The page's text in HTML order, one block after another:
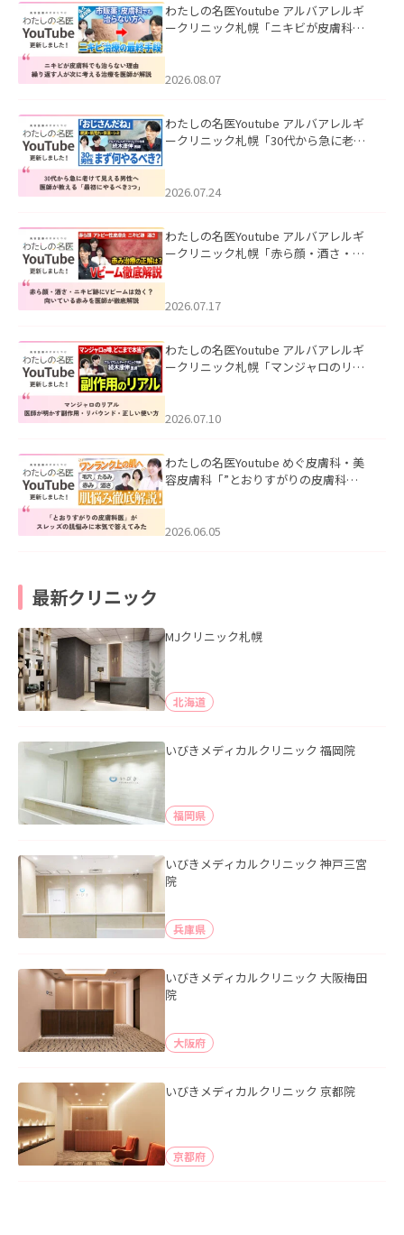
わたしの名医Youtube アルバアレルギ
ークリニック札幌「ニキビが皮膚科で
ました。
2026.08.07
わたしの名医Youtube アルバアレルギ
ークリニック札幌「30代から急に老け
た。
2026.07.24
わたしの名医Youtube アルバアレルギ
ークリニック札幌「赤ら顔・酒さ・ニ
した。
2026.07.17
わたしの名医Youtube アルバアレルギ
ークリニック札幌「マンジャロのリア
た。
2026.07.10
わたしの名医Youtube めぐ皮膚科・美
容皮膚科「”とおりすがりの皮膚科
2026.06.05
最新クリニック
MJクリニック札幌
北海道
いびきメディカルクリニック 福岡院
福岡県
いびきメディカルクリニック 神戸三宮
院
兵庫県
いびきメディカルクリニック 大阪梅田
院
大阪府
いびきメディカルクリニック 京都院
京都府